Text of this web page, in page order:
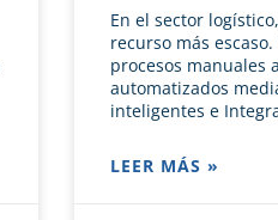
En el sector
recurso más
procesos manuales
automatizados
inteligentes e
LEER MÁS »